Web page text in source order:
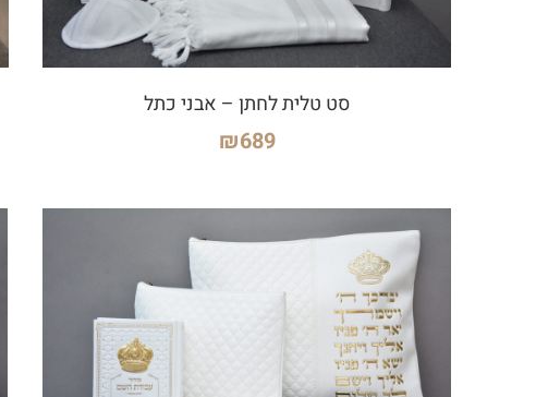
סט טלית לחתן – אבני כתל
₪689